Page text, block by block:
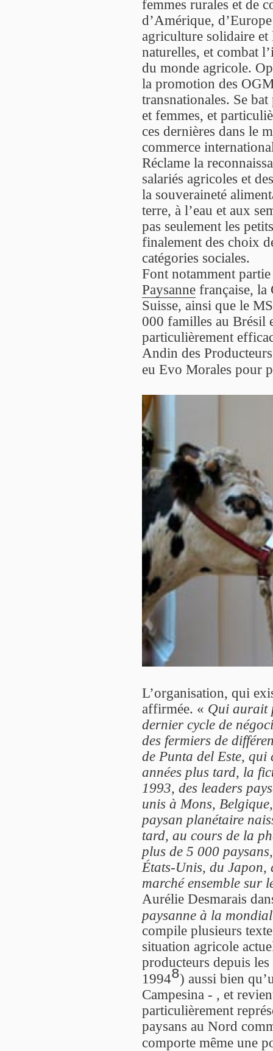
femmes rurales et de
d’Amérique,
agriculture solidaire et
naturelles, et combat
du monde agricole.
la promotion des
transnationales. Se
et femmes, et
ces dernières dans le
commerce
Réclame la
salariés agricoles et
la souveraineté
terre, à l’eau et aux
pas seulement les
finalement des choix
catégories sociales.
Font notamment
Paysanne française, la
Suisse, ainsi que le
000 familles au Brésil
particulièrement
Andin des
eu Evo Morales pour
L’organisation, qui
affirmée. « Qui aurait
dernier cycle de
des fermiers de
de Punta del Este, qui
années plus tard, la
1993, des leaders
unis à Mons,
paysan planétaire
tard, au cours de la
plus de 5 000
États-Unis, du Japon,
marché ensemble sur
Aurélie Desmarais
paysanne à la
compile plusieurs
situation agricole
producteurs depuis
19948) aussi bien
Campesina - , et
particulièrement
paysans au Nord
comporte même une